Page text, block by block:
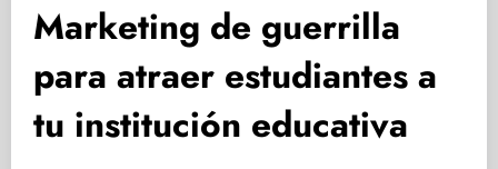
Marketing de guerrilla
para atraer estudiantes a
tu institución educativa